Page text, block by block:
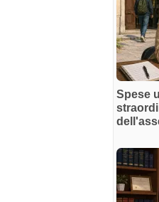
Spese